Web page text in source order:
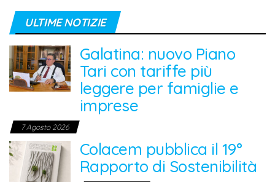
ULTIME NOTIZIE
Galatina: nuovo Piano
Tari con tariffe più
leggere per famiglie e
imprese
7 Agosto 2026
Colacem pubblica il 19°
Rapporto di Sostenibilità